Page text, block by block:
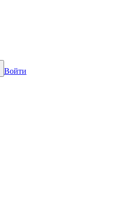
Войти